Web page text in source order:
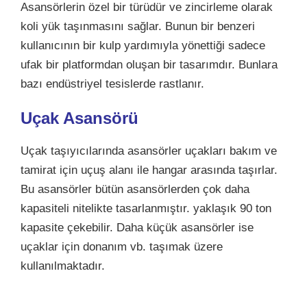
Asansörlerin özel bir türüdür ve zincirleme olarak
koli yük taşınmasını sağlar. Bunun bir benzeri
kullanıcının bir kulp yardımıyla yönettiği sadece
ufak bir platformdan oluşan bir tasarımdır. Bunlara
bazı endüstriyel tesislerde rastlanır.
Uçak Asansörü
Uçak taşıyıcılarında asansörler uçakları bakım ve
tamirat için uçuş alanı ile hangar arasında taşırlar.
Bu asansörler bütün asansörlerden çok daha
kapasiteli nitelikte tasarlanmıştır. yaklaşık 90 ton
kapasite çekebilir. Daha küçük asansörler ise
uçaklar için donanım vb. taşımak üzere
kullanılmaktadır.